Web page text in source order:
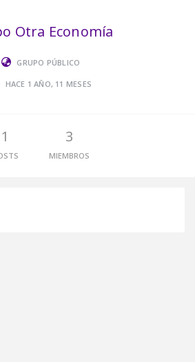
Otra Economía
GRUPO PÚBLICO
HACE 1 AÑO, 11 MESES
1 3
MIEMBROS